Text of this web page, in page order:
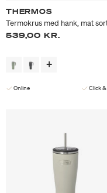
THERMOS
Termokrus med hank, mat
539,00 KR.
Online Click